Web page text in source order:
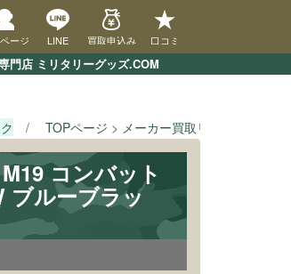
門店 ミリタリーグッズ.COM
ージ LINE 買取申込み 口コミ
TOPページ メーカー買取リスト
コンバット
ブルーブラッ